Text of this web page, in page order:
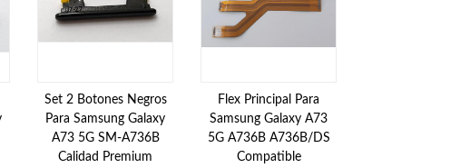
Set 2 Botones Negros
Para Samsung Galaxy
A73 5G SM-A736B
Calidad Premium
Flex Principal Para
Samsung Galaxy A73
5G A736B A736B/DS
Compatible